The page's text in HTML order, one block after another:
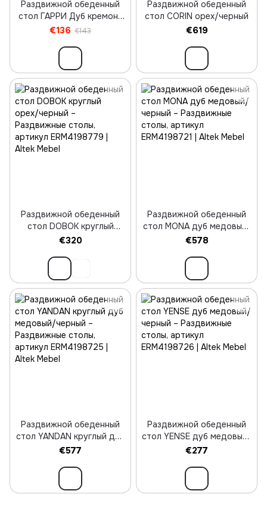
Раздвижной обеденный
стол ГАРРИ Дуб кремона
торро/Черный
€136 €143
Раздвижной обеденный
стол CORIN орех/черный
€619
Раздвижной обеденный
стол DOBOK круглый
орех/черный
€320
Раздвижной обеденный
стол MONA дуб медовый/
черный
€578
Раздвижной обеденный
стол YANDAN круглый дуб
медовый/черный
€577
Раздвижной обеденный
стол YENSE дуб медовый/
черный
€277